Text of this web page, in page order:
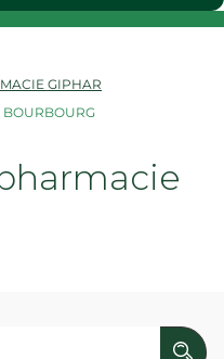
GIPHAR
BOURBOURG